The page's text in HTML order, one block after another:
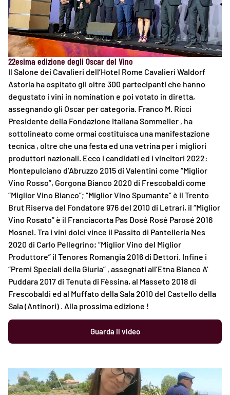
22esima edizione degli Oscar del Vino
Il Salone dei Cavalieri dell’Hotel Rome Cavalieri Waldorf
Astoria ha ospitato gli oltre 300 partecipanti che hanno
degustato i vini in nomination e poi votato in diretta,
assegnando gli Oscar per categoria. Franco M. Ricci
Presidente della Fondazione Italiana Sommelier , ha
sottolineato come ormai costituisca una manifestazione
tecnica , oltre che una festa ed una vetrina per i migliori
produttori nazionali. Ecco i candidati ed i vincitori 2022:
Montepulciano d’Abruzzo 2015 di Valentini come “Miglior
Vino Rosso”, Gorgona Bianco 2020 di Frescobaldi come
“Miglior Vino Bianco”; “Miglior Vino Spumante” è il Trento
Brut Riserva del Fondatore 976 del 2010 di Letrari, il “Miglior
Vino Rosato” è il Franciacorta Pas Dosé Rosé Parosé 2016
Mosnel. Tra i vini dolci vince il Passito di Pantelleria Nes
2020 di Carlo Pellegrino; “Miglior Vino del Miglior
Produttore” il Tenores Romangia 2016 di Dettori. Infine i
“Premi Speciali della Giuria” , assegnati all’Etna Bianco A’
Puddara 2017 di Tenuta di Fèssina, al Masseto 2018 di
Frescobaldi ed al Muffato della Sala 2010 del Castello della
Sala (Antinori) . Alla prossima edizione !
Guarda il video